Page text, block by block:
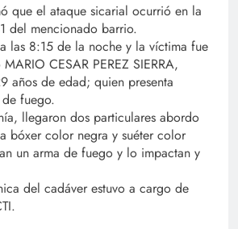
que el ataque sicarial ocurrió en la
del mencionado barrio.
las 8:15 de la noche y la víctima fue
CESAR PEREZ SIERRA,
años de edad; quien presenta
fuego.
llegaron dos particulares abordo
bóxer color negra y suéter color
un arma de fuego y lo impactan y
del cadáver estuvo a cargo de